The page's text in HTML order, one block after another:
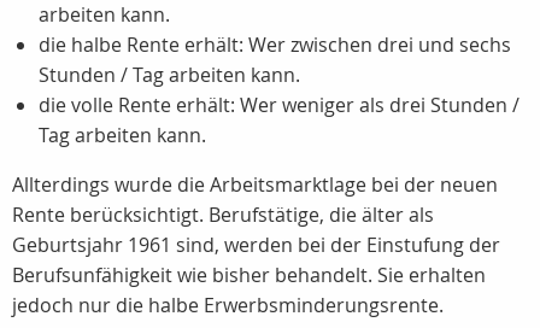
arbeiten kann.
die halbe Rente erhält: Wer zwischen drei und sechs
Stunden / Tag arbeiten kann.
die volle Rente erhält: Wer weniger als drei Stunden /
Tag arbeiten kann.
Allterdings wurde die Arbeitsmarktlage bei der neuen
Rente berücksichtigt. Berufstätige, die älter als
Geburtsjahr 1961 sind, werden bei der Einstufung der
Berufsunfähigkeit wie bisher behandelt. Sie erhalten
jedoch nur die halbe Erwerbsminderungsrente.